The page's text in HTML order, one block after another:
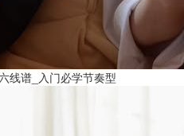
线谱_入门必学节奏型